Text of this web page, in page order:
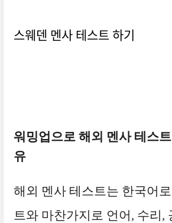
스웨덴 멘사 테스트 하기
워밍업으로 해외 멘사 테스
유
해외 멘사 테스트는 한국어
트와 마찬가지로 언어, 수리,